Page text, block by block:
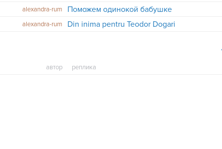
alexandra-rum Поможем одинокой бабушке
alexandra-rum Din inima pentru Teodor Dogari
автор реплика